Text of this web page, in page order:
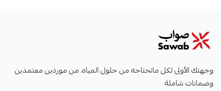
وجهتك الأولى لكل ماتحتاجه من حلول المياه، من موردين معتمدين
وضمانات شاملة